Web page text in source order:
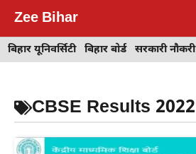
content
Zee Bihar
बिहार यूनिवर्सिटी बिहार बोर्ड सरकारी नौकरी
CBSE Results 2022